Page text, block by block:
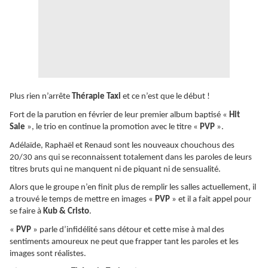
Plus rien n’arrête Thérapie Taxi et ce n’est que le début !
Fort de la parution en février de leur premier album baptisé « Hit
Sale », le trio en continue la promotion avec le titre « PVP ».
Adélaïde, Raphaël et Renaud sont les nouveaux chouchous des
20/30 ans qui se reconnaissent totalement dans les paroles de leurs
titres bruts qui ne manquent ni de piquant ni de sensualité.
Alors que le groupe n’en finit plus de remplir les salles actuellement, il
a trouvé le temps de mettre en images « PVP » et il a fait appel pour
se faire à Kub & Cristo.
« PVP » parle d’infidélité sans détour et cette mise à mal des
sentiments amoureux ne peut que frapper tant les paroles et les
images sont réalistes.